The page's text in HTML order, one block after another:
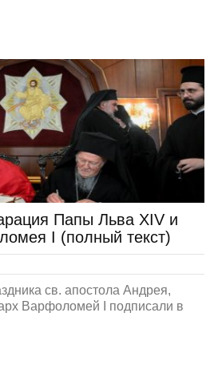
Папы Льва XIV и
I (полный текст)
св. апостола Андрея,
Варфоломей I подписали в